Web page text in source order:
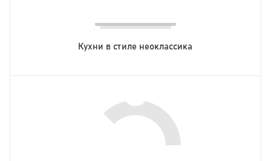
Кухни в стиле неоклассика